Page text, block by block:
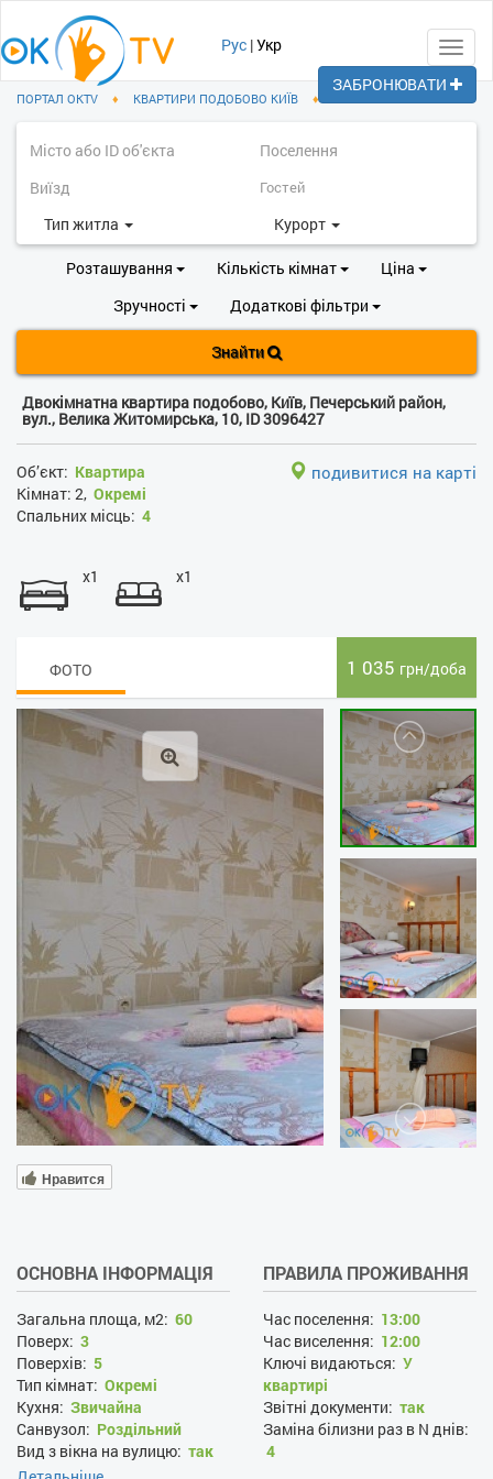
Рус |Укр
ПОРТАЛ OKTV ♦ КВАРТИРИ ПОДОБОВО КИЇВ ♦
Тип житла Курорт
Розташування Кількість кімнат
Ціна
Зручності
Додаткові фільтри
Знайти
Двокімнатна квартира подобово, Київ, Печерський район,
вул., Велика Житомирська, 10, ID 3096427
Об’єкт: Квартира
Кімнат: 2, Окремі
Спальних місць: 4
подивитися на карті
x1 x1
ФОТО 1 035 грн/доба
Нравится
ОСНОВНА ІНФОРМАЦІЯ
Загальна площа, м2: 60
Поверх: 3
Поверхів: 5
Тип кімнат: Окремі
Кухня: Звичайна
Санвузол: Роздільний
Вид з вікна на вулицю: так
ПРАВИЛА ПРОЖИВАННЯ
Час поселення: 13:00
Час виселення: 12:00
Ключі видаються: У
квартирі
Звітні документи: так
Заміна білизни раз в N днів:
4
ЗАБРОНЮВАТИ